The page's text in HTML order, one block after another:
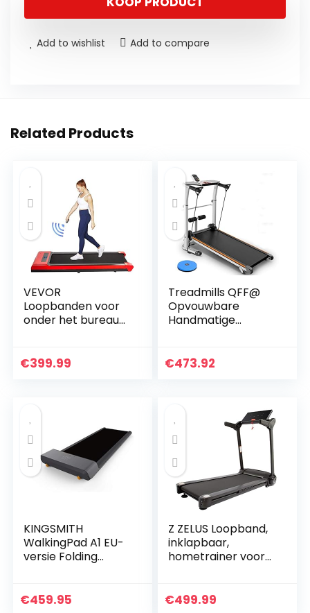
Add to wishlist Add to compare
Related Products
VEVOR
Loopbanden voor
onder het bureau
hardlopen, Led-
€399.99
Treadmills QFF@
Opvouwbare
Handmatige
Hoogte Helling Niet
€473.92
KINGSMITH
WalkingPad A1 EU-
versie Folding
Fitness Apparatuur
€459.95
Z ZELUS Loopband,
inklapbaar,
hometrainer voor
programma’s
€499.99